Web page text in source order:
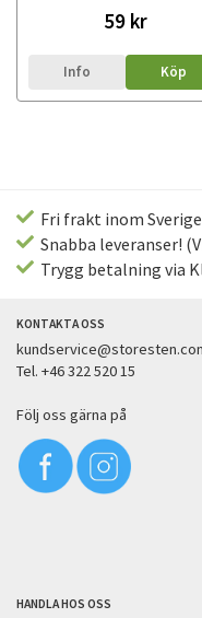
59 kr
Info Köp
Fri frakt inom
Snabba leveranser!
Trygg betalning via
KONTAKTA OSS
Tel. +46 322 520 15
Följ oss gärna på
HANDLA HOS OSS